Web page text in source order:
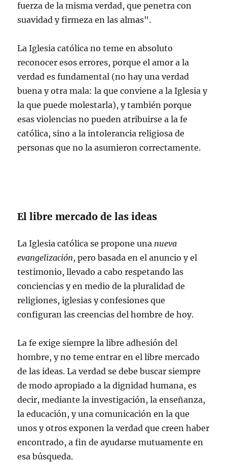
fuerza de la misma verdad, que penetra con
suavidad y firmeza en las almas".
La Iglesia católica no teme en absoluto
reconocer esos errores, porque el amor a la
verdad es fundamental (no hay una verdad
buena y otra mala: la que conviene a la Iglesia y
la que puede molestarla), y también porque
esas violencias no pueden atribuirse a la fe
católica, sino a la intolerancia religiosa de
personas que no la asumieron correctamente.
El libre mercado de las ideas
La Iglesia católica se propone una nueva
evangelización, pero basada en el anuncio y el
testimonio, llevado a cabo respetando las
conciencias y en medio de la pluralidad de
religiones, iglesias y confesiones que
configuran las creencias del hombre de hoy.
La fe exige siempre la libre adhesión del
hombre, y no teme entrar en el libre mercado
de las ideas. La verdad se debe buscar siempre
de modo apropiado a la dignidad humana, es
decir, mediante la investigación, la enseñanza,
la educación, y una comunicación en la que
unos y otros exponen la verdad que creen haber
encontrado, a fin de ayudarse mutuamente en
esa búsqueda.